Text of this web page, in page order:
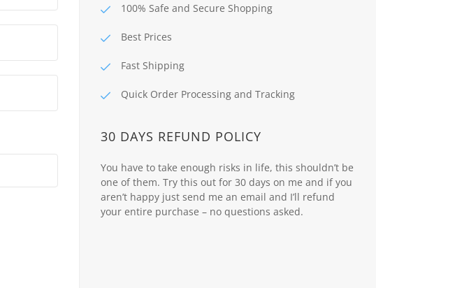
100% Safe and Secure Shopping
Best Prices
Fast Shipping
Quick Order Processing and Tracking
30 DAYS REFUND POLICY
You have to take enough risks in life, this shouldn’t be
one of them. Try this out for 30 days on me and if you
aren’t happy just send me an email and I’ll refund
your entire purchase – no questions asked.